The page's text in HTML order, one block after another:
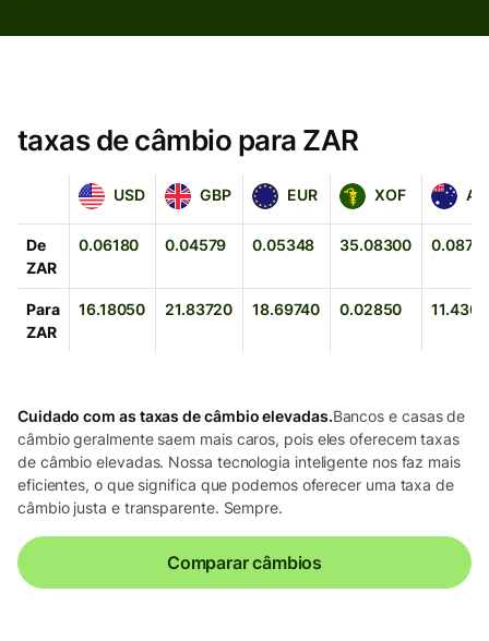
taxas de câmbio para ZAR
USD
USD GBP
GBP EUR
EUR XOF
XOF AUD
De
ZAR
0.06180 0.04579 0.05348 35.08300
Para
ZAR
16.18050 21.83720 18.69740 0.02850
Cuidado com as taxas de câmbio elevadas.Bancos e casas de
câmbio geralmente saem mais caros, pois eles oferecem taxas
de câmbio elevadas. Nossa tecnologia inteligente nos faz mais
eficientes, o que significa que podemos oferecer uma taxa de
câmbio justa e transparente. Sempre.
Comparar câmbios